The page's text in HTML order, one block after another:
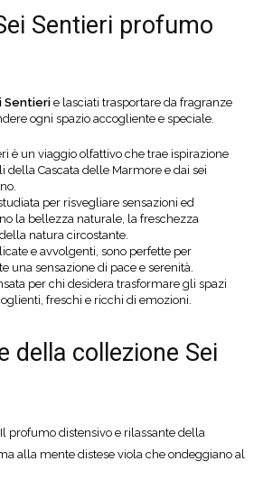
Sentieri profumo
Sentieri e lasciati trasportare da fragranze
ogni spazio accogliente e speciale.
è un viaggio olfattivo che trae ispirazione
della Cascata delle Marmore e dai sei
per risvegliare sensazioni ed
la bellezza naturale, la freschezza
natura circostante.
e avvolgenti, sono perfette per
una sensazione di pace e serenità.
per chi desidera trasformare gli spazi
freschi e ricchi di emozioni.
della collezione Sei
Il profumo distensivo e rilassante della
alla mente distese viola che ondeggiano al